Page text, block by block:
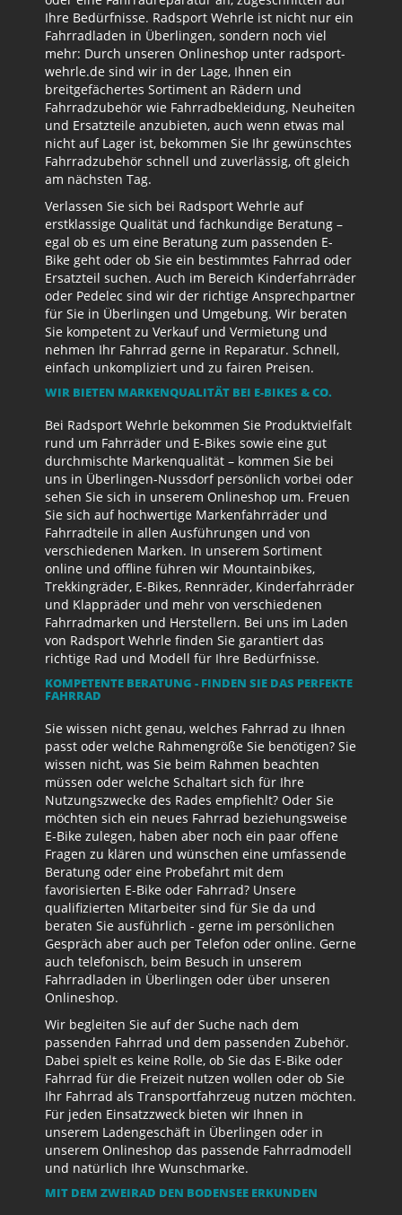
Ihre Bedürfnisse. Radsport Wehrle ist nicht nur ein
Fahrradladen in Überlingen, sondern noch viel
mehr: Durch unseren Onlineshop unter radsport-
wehrle.de sind wir in der Lage, Ihnen ein
breitgefächertes Sortiment an Rädern und
Fahrradzubehör wie Fahrradbekleidung, Neuheiten
und Ersatzteile anzubieten, auch wenn etwas mal
nicht auf Lager ist, bekommen Sie Ihr gewünschtes
Fahrradzubehör schnell und zuverlässig, oft gleich
am nächsten Tag.
Verlassen Sie sich bei Radsport Wehrle auf
erstklassige Qualität und fachkundige Beratung –
egal ob es um eine Beratung zum passenden E-
Bike geht oder ob Sie ein bestimmtes Fahrrad oder
Ersatzteil suchen. Auch im Bereich Kinderfahrräder
oder Pedelec sind wir der richtige Ansprechpartner
für Sie in Überlingen und Umgebung. Wir beraten
Sie kompetent zu Verkauf und Vermietung und
nehmen Ihr Fahrrad gerne in Reparatur. Schnell,
einfach unkompliziert und zu fairen Preisen.
WIR BIETEN MARKENQUALITÄT BEI E-BIKES & CO.
Bei Radsport Wehrle bekommen Sie Produktvielfalt
rund um Fahrräder und E-Bikes sowie eine gut
durchmischte Markenqualität – kommen Sie bei
uns in Überlingen-Nussdorf persönlich vorbei oder
sehen Sie sich in unserem Onlineshop um. Freuen
Sie sich auf hochwertige Markenfahrräder und
Fahrradteile in allen Ausführungen und von
verschiedenen Marken. In unserem Sortiment
online und offline führen wir Mountainbikes,
Trekkingräder, E-Bikes, Rennräder, Kinderfahrräder
und Klappräder und mehr von verschiedenen
Fahrradmarken und Herstellern. Bei uns im Laden
von Radsport Wehrle finden Sie garantiert das
richtige Rad und Modell für Ihre Bedürfnisse.
KOMPETENTE BERATUNG - FINDEN SIE DAS PERFEKTE
FAHRRAD
Sie wissen nicht genau, welches Fahrrad zu Ihnen
passt oder welche Rahmengröße Sie benötigen? Sie
wissen nicht, was Sie beim Rahmen beachten
müssen oder welche Schaltart sich für Ihre
Nutzungszwecke des Rades empfiehlt? Oder Sie
möchten sich ein neues Fahrrad beziehungsweise
E-Bike zulegen, haben aber noch ein paar offene
Fragen zu klären und wünschen eine umfassende
Beratung oder eine Probefahrt mit dem
favorisierten E-Bike oder Fahrrad? Unsere
qualifizierten Mitarbeiter sind für Sie da und
beraten Sie ausführlich - gerne im persönlichen
Gespräch aber auch per Telefon oder online. Gerne
auch telefonisch, beim Besuch in unserem
Fahrradladen in Überlingen oder über unseren
Onlineshop.
Wir begleiten Sie auf der Suche nach dem
passenden Fahrrad und dem passenden Zubehör.
Dabei spielt es keine Rolle, ob Sie das E-Bike oder
Fahrrad für die Freizeit nutzen wollen oder ob Sie
Ihr Fahrrad als Transportfahrzeug nutzen möchten.
Für jeden Einsatzzweck bieten wir Ihnen in
unserem Ladengeschäft in Überlingen oder in
unserem Onlineshop das passende Fahrradmodell
und natürlich Ihre Wunschmarke.
MIT DEM ZWEIRAD DEN BODENSEE ERKUNDEN